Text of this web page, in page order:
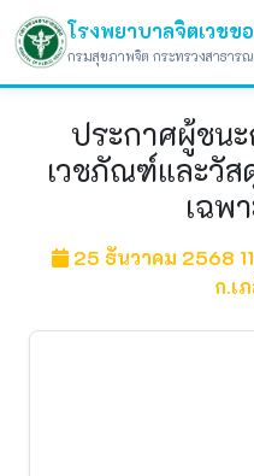
โรงพยาบาลจิตเวช
กรมสุขภาพจิต กระทรวงสาธาร
ประกาศผู้ชน
เวชภัณฑ์และวัส
เฉพ
25 ธันวาคม 2568
ก.เ